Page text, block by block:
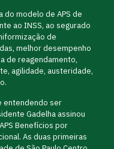
do modelo de APS de
ao INSS, ao segurado
de
melhor desempenho
de reagendamento,
agilidade, austeridade,
entendendo ser
Gadelha assinou
Benefícios por
As duas primeiras